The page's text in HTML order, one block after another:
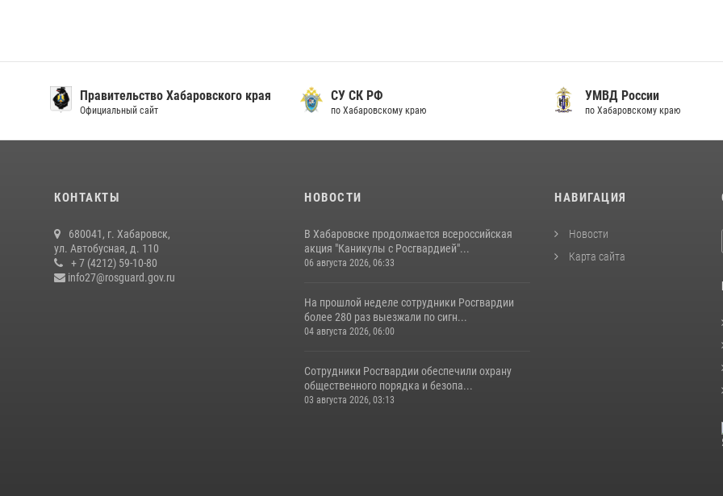
Правительство Хабаровского края
Официальный сайт
СУ СК РФ
по Хабаровскому краю
УМВД России
по Хабаровскому краю
КОНТАКТЫ
680041, г. Хабаровск,
ул. Автобусная, д. 110
+ 7 (4212) 59-10-80
info27@rosguard.gov.ru
НОВОСТИ
В Хабаровске продолжается всероссийская
акция "Каникулы с Росгвардией"...
06 августа 2026, 06:33
На прошлой неделе сотрудники Росгвардии
более 280 раз выезжали по сигн...
04 августа 2026, 06:00
Сотрудники Росгвардии обеспечили охрану
общественного порядка и безопа...
03 августа 2026, 03:13
НАВИГАЦИЯ
Новости
Карта сайта